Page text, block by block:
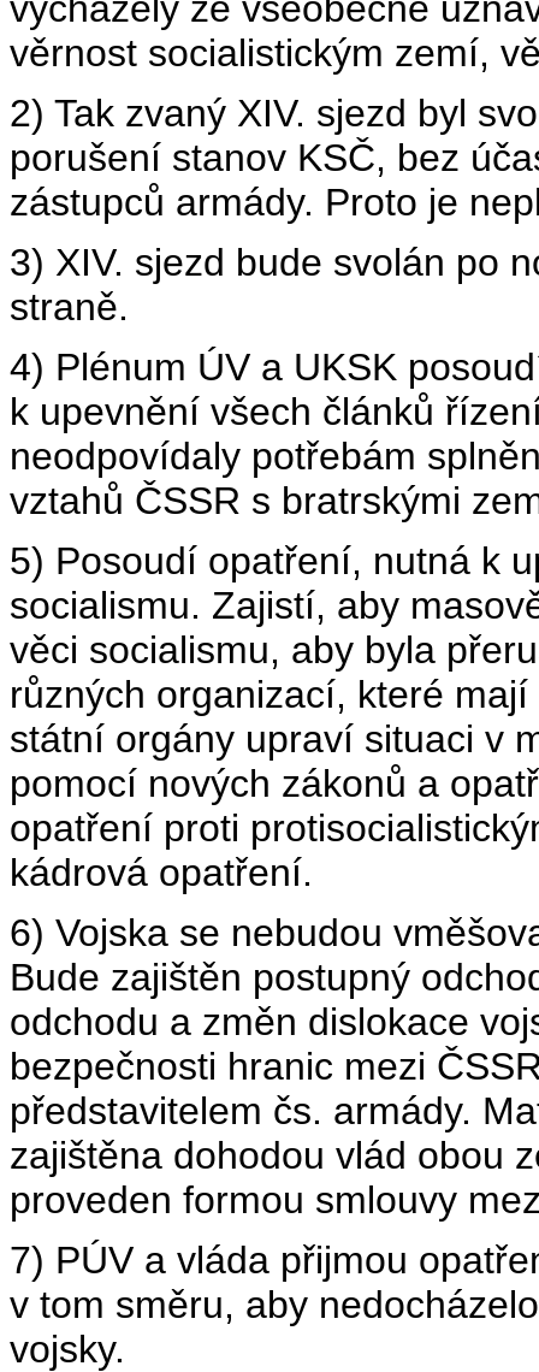
věrnost socialistickým zemí,
2) Tak zvaný XIV. sjezd byl
porušení stanov KSČ, bez
zástupců armády. Proto je
3) XIV. sjezd bude svolán po
straně.
4) Plénum ÚV a UKSK
k upevnění všech článků
neodpovídaly potřebám
vztahů ČSSR s bratrskými
5) Posoudí opatření, nutná k
socialismu. Zajistí, aby
věci socialismu, aby byla
různých organizací, které
státní orgány upraví situaci v
pomocí nových zákonů a
opatření proti
kádrová opatření.
6) Vojska se nebudou
Bude zajištěn postupný
odchodu a změn dislokace
bezpečnosti hranic mezi
představitelem čs. armády.
zajištěna dohodou vlád obou
proveden formou smlouvy
7) PÚV a vláda přijmou
v tom směru, aby
vojsky.